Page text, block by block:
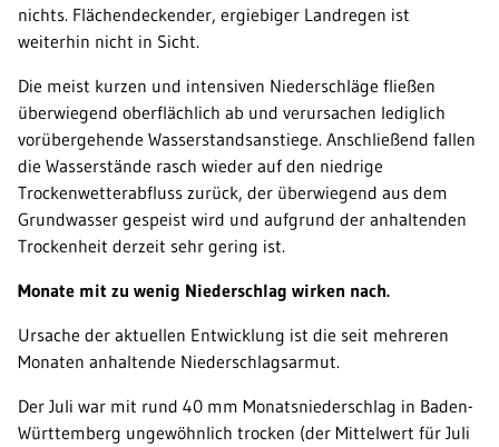
nichts. Flächendeckender, ergiebiger Landregen ist
weiterhin nicht in Sicht.
Die meist kurzen und intensiven Niederschläge fließen
überwiegend oberflächlich ab und verursachen lediglich
vorübergehende Wasserstandsanstiege. Anschließend fallen
die Wasserstände rasch wieder auf den niedrige
Trockenwetterabfluss zurück, der überwiegend aus dem
Grundwasser gespeist wird und aufgrund der anhaltenden
Trockenheit derzeit sehr gering ist.
Monate mit zu wenig Niederschlag wirken nach.
Ursache der aktuellen Entwicklung ist die seit mehreren
Monaten anhaltende Niederschlagsarmut.
Der Juli war mit rund 40 mm Monatsniederschlag in Baden-
Württemberg ungewöhnlich trocken (der Mittelwert für Juli